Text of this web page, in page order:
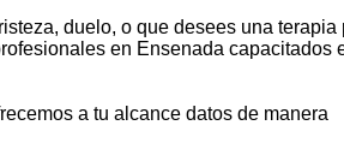
duelo, o que desees una terapia
en Ensenada capacitados
a tu alcance datos de manera